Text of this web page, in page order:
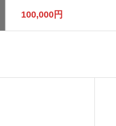
100,000円